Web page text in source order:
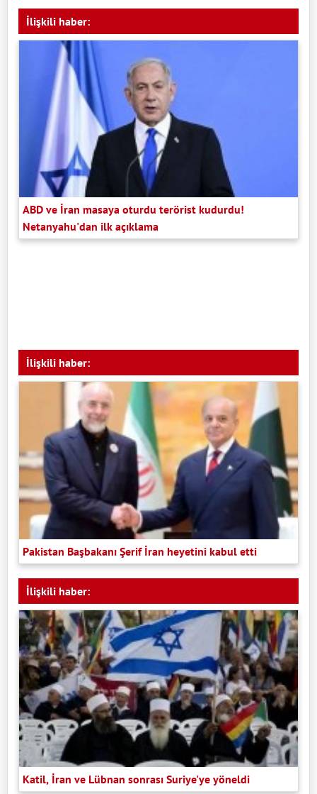
İlişkili haber:
ABD ve İran masaya oturdu terörist kudurdu!
Netanyahu'dan ilk açıklama
İlişkili haber:
Pakistan Başbakanı Şerif İran heyetini kabul etti
İlişkili haber:
Katil, İran ve Lübnan sonrası Suriye'ye yöneldi